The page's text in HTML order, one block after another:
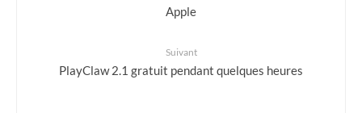
Apple
Suivant
PlayClaw 2.1 gratuit pendant quelques heures